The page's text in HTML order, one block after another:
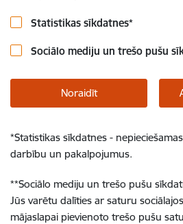
Statistikas sīkdatnes*
Sociālo mediju un trešo pušu
Noraidīt
*Statistikas sīkdatnes -
darbību un pakalpojumus.
**Sociālo mediju un trešo pušu
Jūs varētu dalīties ar saturu
mājaslapai pievienoto trešo pušu